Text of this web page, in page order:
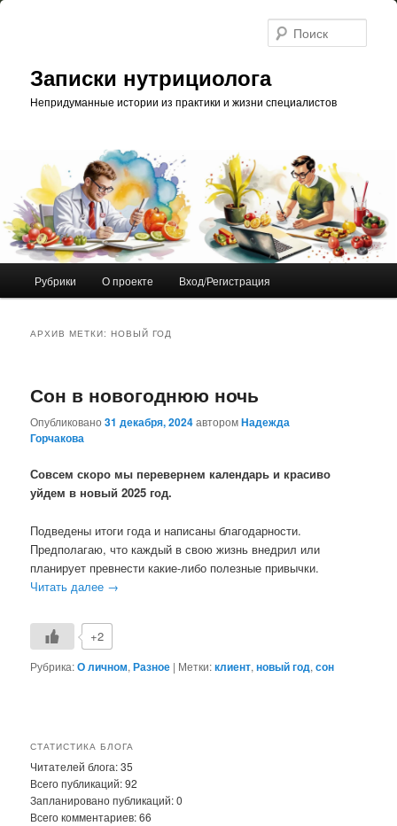
Перейти
Перейти
Записки нутрициолога
Непридуманные истории из практики и жизни специалистов
Рубрики О проекте Вход/Регистрация
АРХИВ МЕТКИ:НОВЫЙ ГОД
Сон в новогоднюю ночь
Опубликовано31 декабря, 2024авторомНадежда
Горчакова
Совсем скоро мы перевернем календарь и красиво
уйдем в новый 2025 год.
Подведены итоги года и написаны благодарности.
Предполагаю, что каждый в свою жизнь внедрил или
планирует превнести какие-либо полезные привычки.
Читать далее →
+2
Рубрика:О личном,Разное | Метки:клиент,новый год,сон
СТАТИСТИКА БЛОГА
Читателей блога:35
Всего публикаций:92
Запланировано публикаций:0
Всего комментариев:66